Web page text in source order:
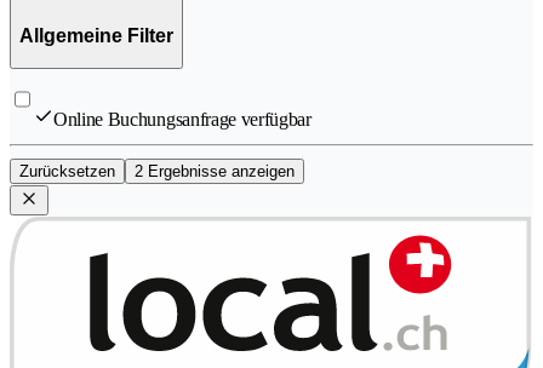
Allgemeine Filter
Online Buchungsanfrage verfügbar
Zurücksetzen 2 Ergebnisse anzeigen